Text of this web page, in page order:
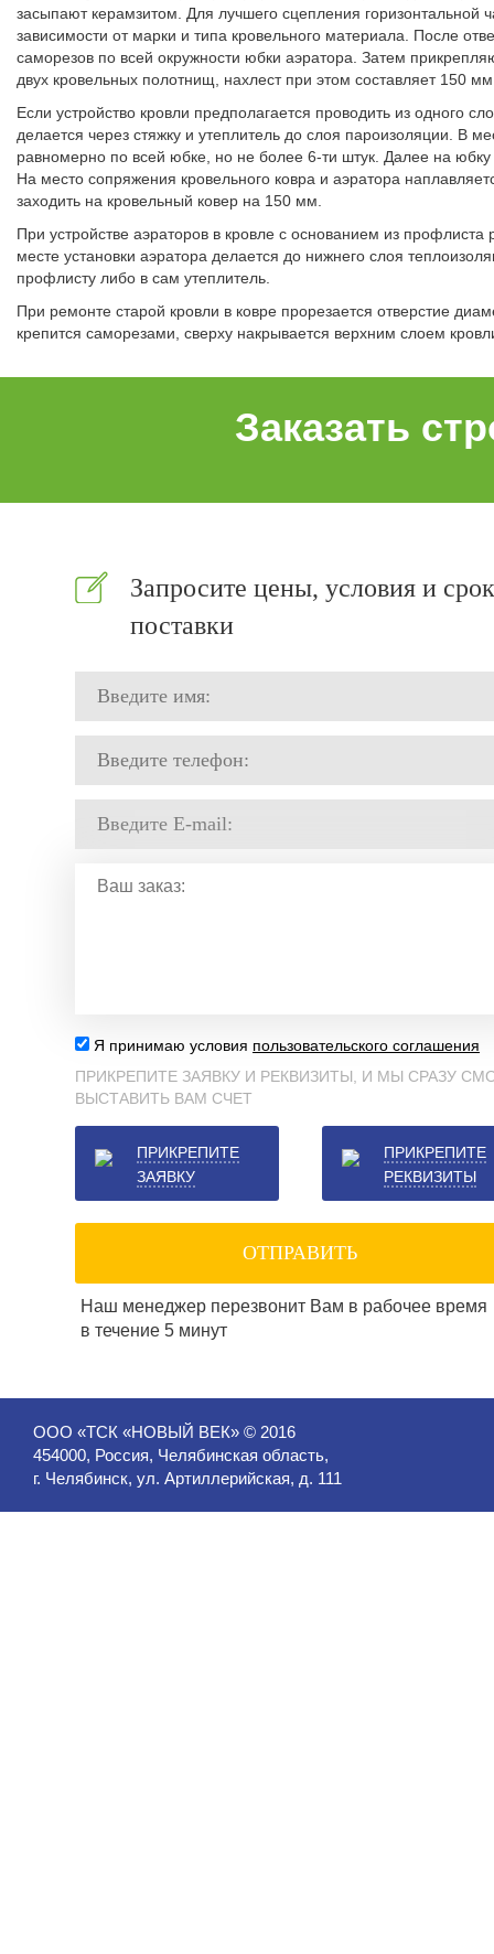
засыпают керамзитом. Для лучшего сцепления горизонтальной
зависимости от марки и типа кровельного материала. После
саморезов по всей окружности юбки аэратора. Затем
двух кровельных полотнищ, нахлест при этом составляет 150
Если устройство кровли предполагается проводить из одного
делается через стяжку и утеплитель до слоя пароизоляции. В
равномерно по всей юбке, но не более 6-ти штук. Далее на юбку
На место сопряжения кровельного ковра и аэратора
заходить на кровельный ковер на 150 мм.
При устройстве аэраторов в кровле с основанием из
месте установки аэратора делается до нижнего слоя
профлисту либо в сам утеплитель.
При ремонте старой кровли в ковре прорезается отверстие
крепится саморезами, сверху накрывается верхним слоем
Заказать
Запросите цены, условия и
поставки
Я принимаю условия пользовательского соглашения
ПРИКРЕПИТЕ ЗАЯВКУ И РЕКВИЗИТЫ, И МЫ СРАЗУ
ВЫСТАВИТЬ ВАМ СЧЕТ
ПРИКРЕПИТЕ
ЗАЯВКУ
ПРИКРЕПИТЕ
РЕКВИЗИТЫ
ОТПРАВИТЬ
Наш менеджер перезвонит Вам в рабочее время
в течение 5 минут
ООО «ТСК «НОВЫЙ ВЕК» © 2016
454000, Россия, Челябинская область,
г. Челябинск, ул. Артиллерийская, д. 111